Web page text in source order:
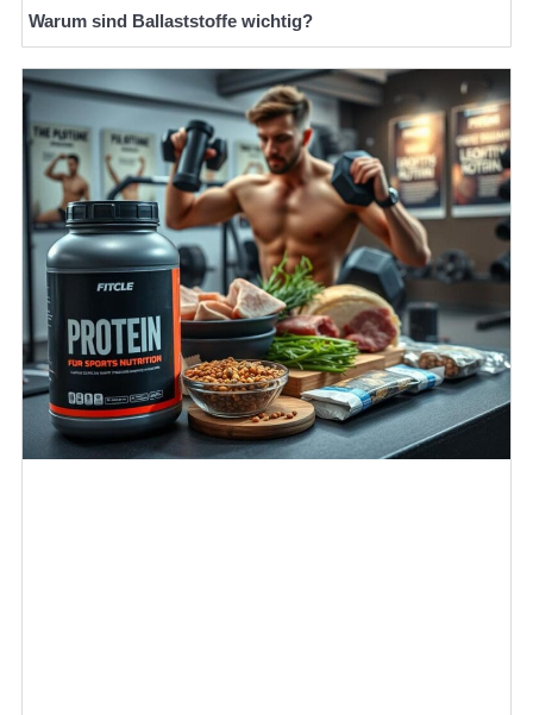
Warum sind Ballaststoffe wichtig?